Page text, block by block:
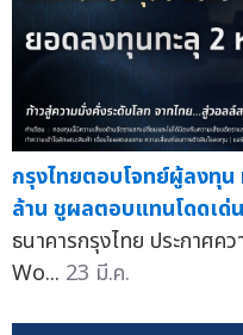
กรุงไทยตอบโจทย์ผู้ลงทุ
ล้าน ชูผลตอบแทนโดดเด่
ธนาคารกรุงไทย ประกาศ
Wo... 23 มี.ค.